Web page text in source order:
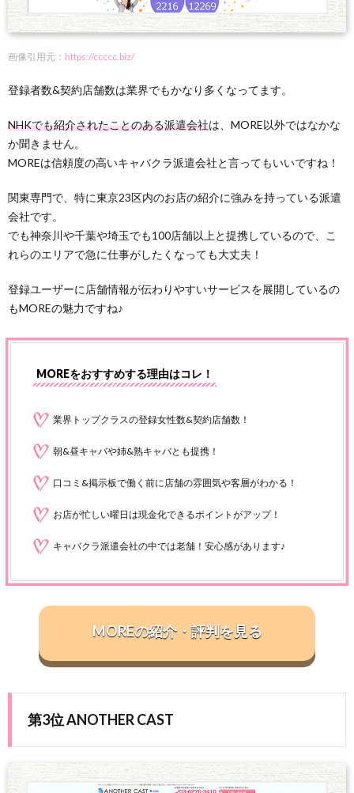
画像引用元： https://ccccc.biz/
登録者数&契約店舗数は業界でもかなり多くなってます。
NHKでも紹介されたことのある派遣会社は、MORE以外ではなかな
か聞きません。
MOREは信頼度の高いキャバクラ派遣会社と言ってもいいですね！
関東専門で、特に東京23区内のお店の紹介に強みを持っている派遣
会社です。
でも神奈川や千葉や埼玉でも100店舗以上と提携しているので、こ
れらのエリアで急に仕事がしたくなっても大丈夫！
登録ユーザーに店舗情報が伝わりやすいサービスを展開しているの
もMOREの魅力ですね♪
MOREをおすすめする理由はコレ！
業界トップクラスの登録女性数&契約店舗数！
朝&昼キャバや姉&熟キャバとも提携！
口コミ&掲示板で働く前に店舗の雰囲気や客層がわかる！
お店が忙しい曜日は現金化できるポイントがアップ！
キャバクラ派遣会社の中では老舗！安心感があります♪
MOREの紹介・評判を見る
第3位 ANOTHER CAST